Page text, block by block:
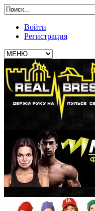
Войти
Регистрация